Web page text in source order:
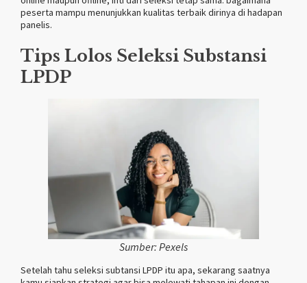
peserta mampu menunjukkan kualitas terbaik dirinya di hadapan
panelis.
Tips Lolos Seleksi Substansi
LPDP
Sumber: Pexels
Setelah tahu seleksi subtansi LPDP itu apa, sekarang saatnya